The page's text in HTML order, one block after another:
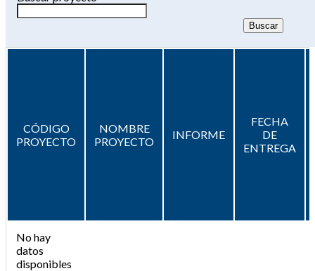
CÓDIGO
PROYECTO
NOMBRE
PROYECTO
INFORME
FECHA
DE
ENTREGA
No hay
datos
disponibles